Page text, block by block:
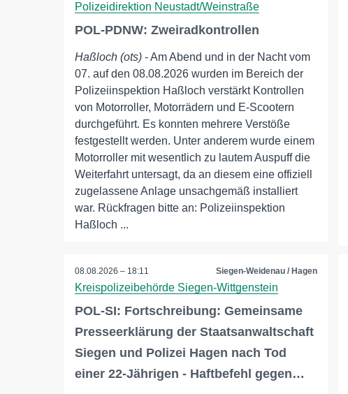
Polizeidirektion Neustadt/Weinstraße
POL-PDNW: Zweiradkontrollen
Haßloch (ots) - Am Abend und in der Nacht vom
07. auf den 08.08.2026 wurden im Bereich der
Polizeiinspektion Haßloch verstärkt Kontrollen
von Motorroller, Motorrädern und E-Scootern
durchgeführt. Es konnten mehrere Verstöße
festgestellt werden. Unter anderem wurde einem
Motorroller mit wesentlich zu lautem Auspuff die
Weiterfahrt untersagt, da an diesem eine offiziell
zugelassene Anlage unsachgemäß installiert
war. Rückfragen bitte an: Polizeiinspektion
Haßloch ...
08.08.2026 – 18:11 Siegen-Weidenau / Hagen
Kreispolizeibehörde Siegen-Wittgenstein
POL-SI: Fortschreibung: Gemeinsame
Presseerklärung der Staatsanwaltschaft
Siegen und Polizei Hagen nach Tod
einer 22-Jährigen - Haftbefehl gegen…